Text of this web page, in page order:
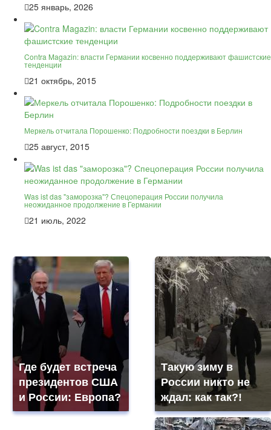
25 январь, 2026
Contra Magazin: власти Германии косвенно поддерживают фашистские
тенденции
21 октябрь, 2015
Меркель отчитала Порошенко: Подробности поездки в Берлин
25 август, 2015
Was ist das "заморозка"? Спецоперация России получила
неожиданное продолжение в Германии
21 июль, 2022
Где будет встреча
президентов США
и России: Европа?
Такую зиму в
России никто не
ждал: как так?!